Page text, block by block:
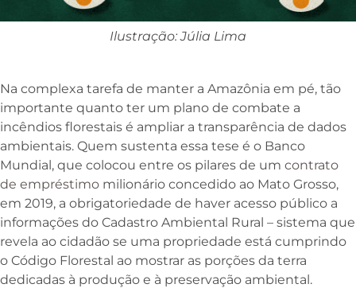
Ilustração: Júlia Lima
Na complexa tarefa de manter a Amazônia em pé, tão
importante quanto ter um plano de combate a
incêndios florestais é ampliar a transparência de dados
ambientais. Quem sustenta essa tese é o Banco
Mundial, que colocou entre os pilares de um contrato
de empréstimo milionário concedido ao Mato Grosso,
em 2019, a obrigatoriedade de haver acesso público a
informações do Cadastro Ambiental Rural – sistema que
revela ao cidadão se uma propriedade está cumprindo
o Código Florestal ao mostrar as porções da terra
dedicadas à produção e à preservação ambiental.